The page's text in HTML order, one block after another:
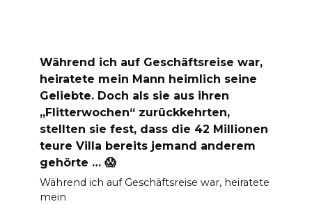
Während ich auf Geschäftsreise war,
heiratete mein Mann heimlich seine
Geliebte. Doch als sie aus ihren
„Flitterwochen“ zurückkehrten,
stellten sie fest, dass die 42 Millionen
teure Villa bereits jemand anderem
gehörte … 😱
Während ich auf Geschäftsreise war, heiratete
mein